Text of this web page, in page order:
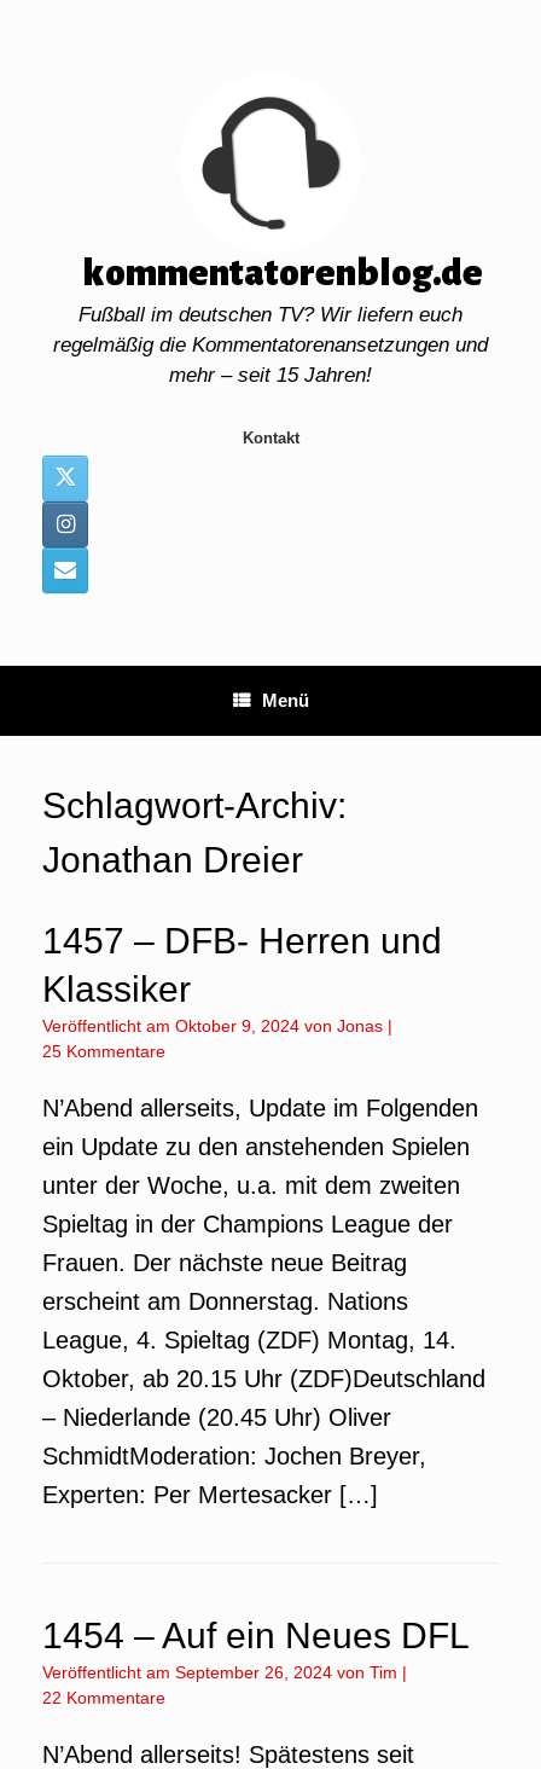
kommentatorenblog.de
Fußball im deutschen TV? Wir liefern euch
regelmäßig die Kommentatorenansetzungen und
mehr – seit 15 Jahren!
Kontakt
Menü
Schlagwort-Archiv:
Jonathan Dreier
1457 – DFB- Herren und
Klassiker
Veröffentlicht am Oktober 9, 2024 von Jonas |
25 Kommentare
N’Abend allerseits, Update im Folgenden
ein Update zu den anstehenden Spielen
unter der Woche, u.a. mit dem zweiten
Spieltag in der Champions League der
Frauen. Der nächste neue Beitrag
erscheint am Donnerstag. Nations
League, 4. Spieltag (ZDF) Montag, 14.
Oktober, ab 20.15 Uhr (ZDF)Deutschland
– Niederlande (20.45 Uhr) Oliver
SchmidtModeration: Jochen Breyer,
Experten: Per Mertesacker […]
1454 – Auf ein Neues DFL
Veröffentlicht am September 26, 2024 von Tim |
22 Kommentare
N’Abend allerseits! Spätestens seit